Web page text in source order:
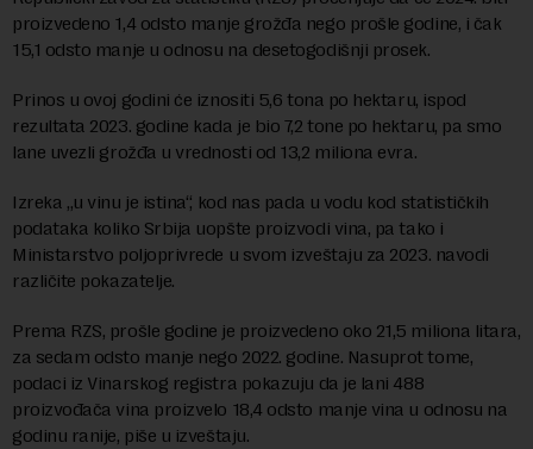
proizvedeno 1,4 odsto manje grožđa nego prošle godine, i čak
15,1 odsto manje u odnosu na desetogodišnji prosek.
Prinos u ovoj godini će iznositi 5,6 tona po hektaru, ispod
rezultata 2023. godine kada je bio 7,2 tone po hektaru, pa smo
lane uvezli grožđa u vrednosti od 13,2 miliona evra.
Izreka „u vinu je istina“, kod nas pada u vodu kod statističkih
podataka koliko Srbija uopšte proizvodi vina, pa tako i
Ministarstvo poljoprivrede u svom izveštaju za 2023. navodi
različite pokazatelje.
Prema RZS, prošle godine je proizvedeno oko 21,5 miliona litara,
za sedam odsto manje nego 2022. godine. Nasuprot tome,
podaci iz Vinarskog registra pokazuju da je lani 488
proizvođača vina proizvelo 18,4 odsto manje vina u odnosu na
godinu ranije, piše u izveštaju.